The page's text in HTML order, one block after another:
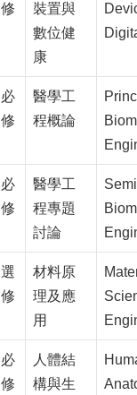
修
裝置與
數位健
康
必
修
醫學工
程概論
必
修
醫學工
程專題
討論
選
修
材料原
理及應
用
必
修
人體結
構與生